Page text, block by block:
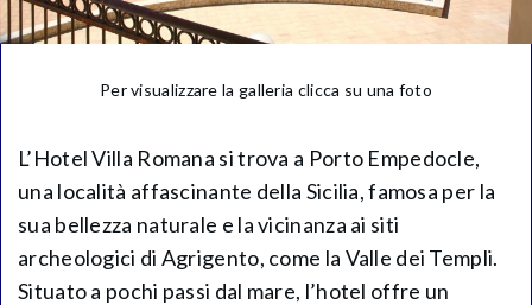
Per visualizzare la galleria clicca su una foto
L’Hotel Villa Romana si trova a Porto Empedocle,
una località affascinante della Sicilia, famosa per la
sua bellezza naturale e la vicinanza ai siti
archeologici di Agrigento, come la Valle dei Templi.
Situato a pochi passi dal mare, l’hotel offre un